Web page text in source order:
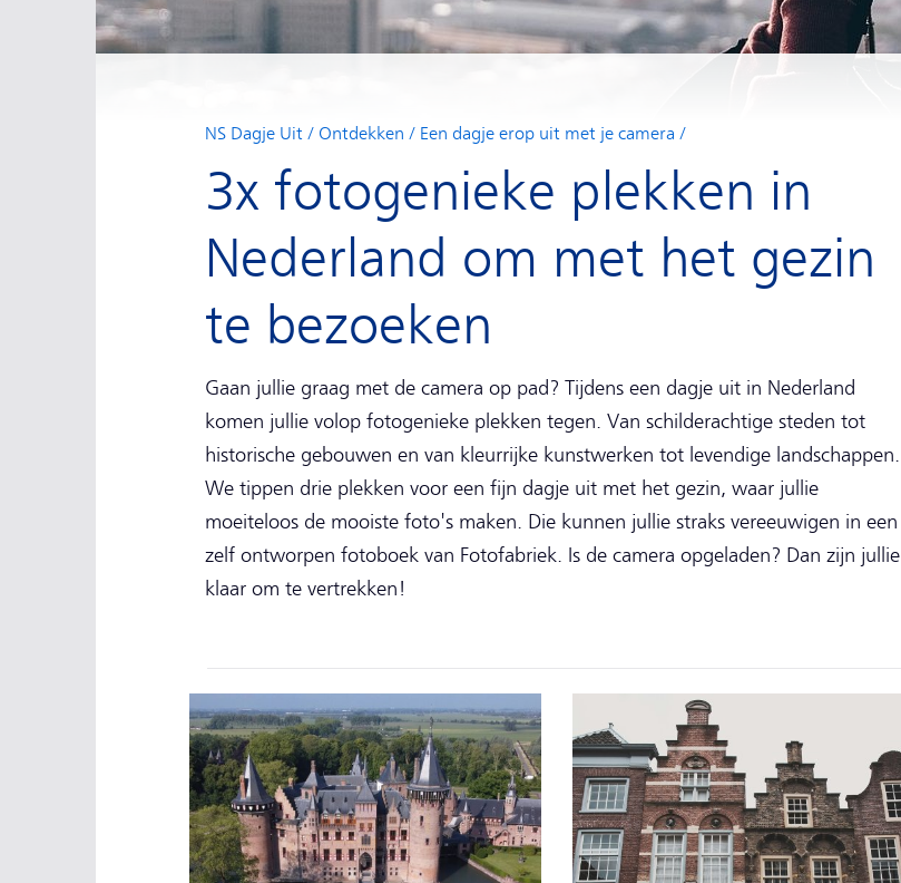
NS Dagje Uit Ontdekken Een dagje erop uit met je camera
3x fotogenieke plekken in
Nederland om met het gezin
te bezoeken
Gaan jullie graag met de camera op pad? Tijdens een dagje uit in Nederland
komen jullie volop fotogenieke plekken tegen. Van schilderachtige steden tot
historische gebouwen en van kleurrijke kunstwerken tot levendige landschappen.
We tippen drie plekken voor een fijn dagje uit met het gezin, waar jullie
moeiteloos de mooiste foto's maken. Die kunnen jullie straks vereeuwigen in een
zelf ontworpen fotoboek van Fotofabriek. Is de camera opgeladen? Dan zijn jullie
klaar om te vertrekken!